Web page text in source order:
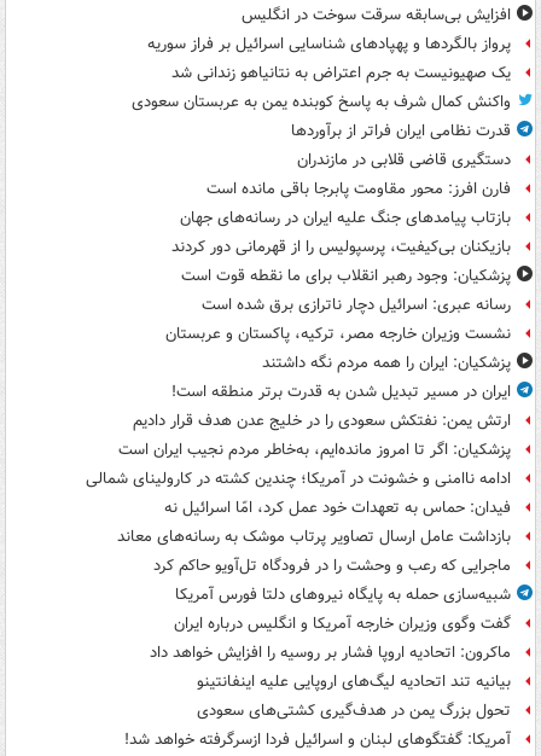
افزایش بی‌سابقه سرقت سوخت در انگلیس
پرواز بالگردها و پهپادهای شناسایی اسرائیل بر فراز سوریه
یک صهیونیست به جرم اعتراض به نتانیاهو زندانی شد
واکنش کمال شرف به پاسخ کوبنده یمن به عربستان سعودی
قدرت نظامی ایران فراتر از برآوردها
دستگیری قاضی قلابی در مازندران
فارن افرز: محور مقاومت پابرجا باقی مانده است
بازتاب پیامدهای جنگ علیه ایران در رسانه‌های جهان
بازیکنان بی‌کیفیت، پرسپولیس را از قهرمانی دور کردند
پزشکیان: وجود رهبر انقلاب برای ما نقطه قوت است
رسانه عبری: اسرائیل دچار ناترازی برق شده است
نشست وزیران خارجه مصر، ترکیه، پاکستان و عربستان
پزشکیان: ایران را همه مردم نگه داشتند
ایران در مسیر تبدیل شدن به قدرت برتر منطقه است!
ارتش یمن: نفتکش سعودی را در خلیج عدن هدف قرار دادیم
پزشکیان: اگر تا امروز مانده‌ایم، به‌خاطر مردم نجیب ایران است
ادامه ناامنی و خشونت در آمریکا؛ چندین کشته در کارولینای شمالی
فیدان: حماس به تعهدات خود عمل کرد، امّا اسرائیل نه
بازداشت عامل ارسال تصاویر پرتاب موشک به رسانه‌های معاند
ماجرایی که رعب و وحشت را در فرودگاه تل‌آویو حاکم کرد
شبیه‌سازی حمله به پایگاه نیروهای دلتا فورس آمریکا
گفت وگوی وزیران خارجه آمریکا و انگلیس درباره ایران
ماکرون: اتحادیه اروپا فشار بر روسیه را افزایش خواهد داد
بیانیه تند اتحادیه لیگ‌های اروپایی علیه اینفانتینو
تحول بزرگ یمن در هدف‌گیری کشتی‌های سعودی
آمریکا: گفتگوهای لبنان و اسرائیل فردا ازسرگرفته خواهد شد!